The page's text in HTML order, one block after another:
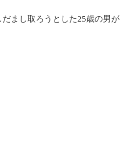
まし取ろうとした25歳の男が